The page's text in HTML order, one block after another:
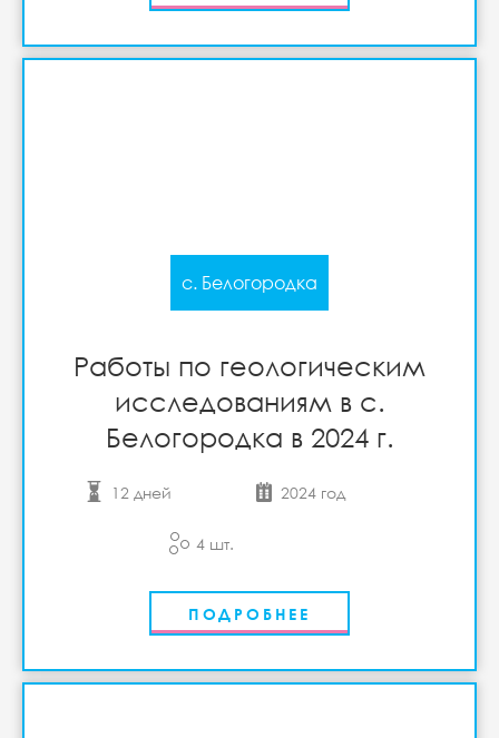
с. Белогородка
Работы по геологическим
исследованиям в с.
Белогородка в 2024 г.
12 дней 2024 год
4 шт.
ПОДРОБНЕЕ